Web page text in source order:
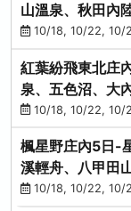
山溫泉、秋田內
10/18, 10/22, 10/
紅葉紛飛東北庄
泉、五色沼、大
10/18, 10/22, 10/
楓星野庄內5日-
溪輕舟、八甲田
(庄內/庄內)
10/18, 10/22, 10/